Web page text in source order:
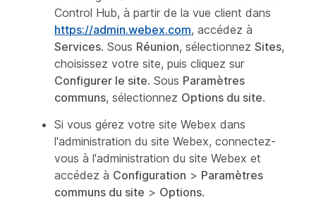
Control Hub, à partir de la vue client dans
https://admin.webex.com, accédez à
Services. Sous Réunion, sélectionnez Sites,
choisissez votre site, puis cliquez sur
Configurer le site. Sous Paramètres
communs, sélectionnez Options du site.
Si vous gérez votre site Webex dans
l'administration du site Webex, connectez-
vous à l'administration du site Webex et
accédez à Configuration > Paramètres
communs du site > Options.